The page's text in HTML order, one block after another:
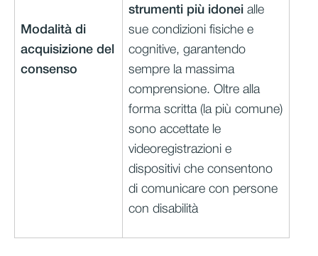
Modalità di
acquisizione del
consenso
strumenti più idonei alle
sue condizioni fisiche e
cognitive, garantendo
sempre la massima
comprensione. Oltre alla
forma scritta (la più comune)
sono accettate le
videoregistrazioni e
dispositivi che consentono
di comunicare con persone
con disabilità